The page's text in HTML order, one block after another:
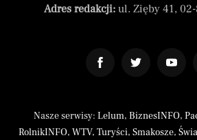
Adres redakcji:ul. Zięby 41, 02-
Nasze serwisy: Lelum, BiznesINFO,
RolnikINFO, WTV, Turyści, Smakosze,